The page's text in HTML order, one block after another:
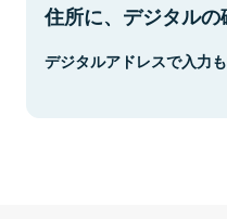
住所に、デジタルの
デジタルアドレスで入力